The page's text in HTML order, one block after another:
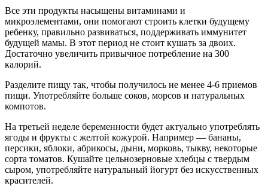
Все эти продукты насыщены витаминами и
микроэлементами, они помогают строить клетки будущему
ребенку, правильно развиваться, поддерживать иммунитет
будущей мамы. В этот период не стоит кушать за двоих.
Достаточно увеличить привычное потребление на 300
калорий.
Разделите пищу так, чтобы получилось не менее 4-6 приемов
пищи. Употребляйте больше соков, морсов и натуральных
компотов.
На третьей неделе беременности будет актуально употреблять
ягоды и фрукты с желтой кожурой. Например — бананы,
персики, яблоки, абрикосы, дыни, морковь, тыкву, некоторые
сорта томатов. Кушайте цельнозерновые хлебцы с твердым
сыром, употребляйте натуральный йогурт без искусственных
красителей.